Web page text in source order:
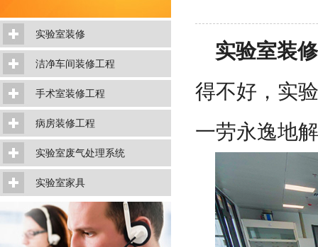
实验室装修
洁净车间装修工程
手术室装修工程
病房装修工程
实验室废气处理系统
实验室家具
实验室装修
得不好，实
一劳永逸地